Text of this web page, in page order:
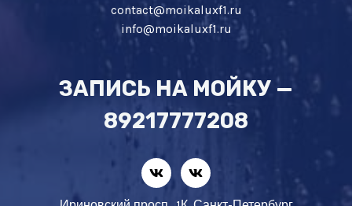
contact@moikaluxf1.ru
info@moikaluxf1.ru
ЗАПИСЬ НА МОЙКУ —
89217777208